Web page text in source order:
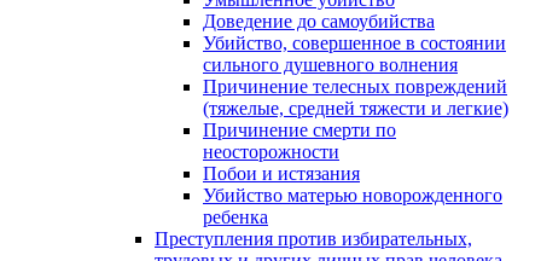
Доведение до самоубийства
Убийство, совершенное в состоянии
сильного душевного волнения
Причинение телесных повреждений
(тяжелые, средней тяжести и легкие)
Причинение смерти по
неосторожности
Побои и истязания
Убийство матерью новорожденного
ребенка
Преступления против избирательных,